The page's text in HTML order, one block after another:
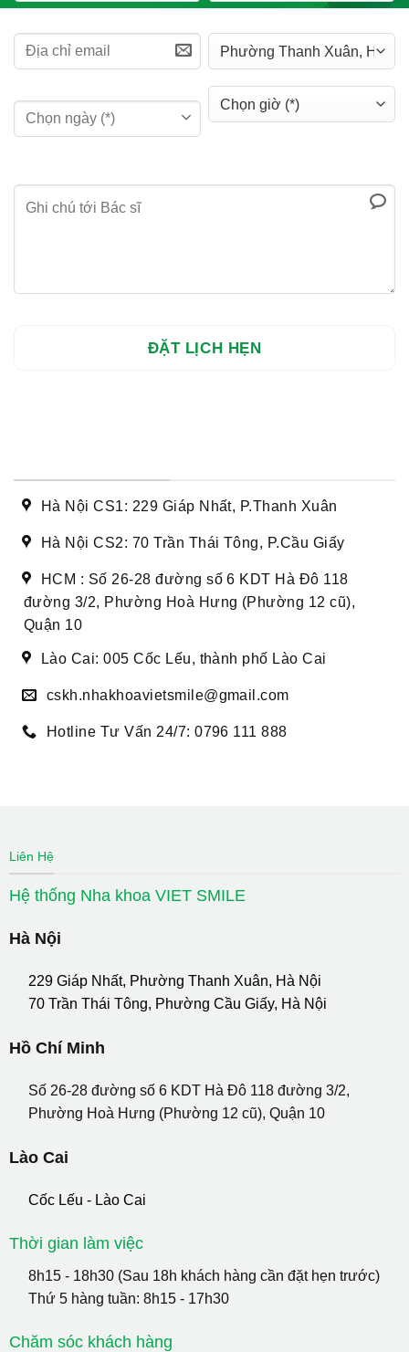
Hà Nội CS1: 229 Giáp Nhất, P.Thanh Xuân
Hà Nội CS2: 70 Trần Thái Tông, P.Cầu Giấy
HCM : Số 26-28 đường số 6 KDT Hà Đô 118
đường 3/2, Phường Hoà Hưng (Phường 12 cũ),
Quận 10
Lào Cai: 005 Cốc Lếu, thành phố Lào Cai
cskh.nhakhoavietsmile@gmail.com
Hotline Tư Vấn 24/7: 0796 111 888
Liên Hệ
Hệ thống Nha khoa VIET SMILE
Hà Nội
229 Giáp Nhất, Phường Thanh Xuân, Hà Nội
70 Trần Thái Tông, Phường Cầu Giấy, Hà Nội
Hồ Chí Minh
Số 26-28 đường số 6 KDT Hà Đô 118 đường 3/2,
Phường Hoà Hưng (Phường 12 cũ), Quận 10
Lào Cai
Cốc Lếu - Lào Cai
Thời gian làm việc
8h15 - 18h30 (Sau 18h khách hàng cần đặt hẹn trước)
Thứ 5 hàng tuần: 8h15 - 17h30
Chăm sóc khách hàng